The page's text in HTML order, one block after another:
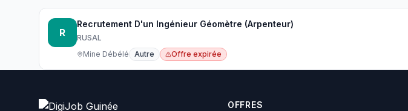
R
Recrutement D'un Ingénieur Géomètre (Arpenteur)
RUSAL
Mine Débélé Autre Offre expirée
OFFRES